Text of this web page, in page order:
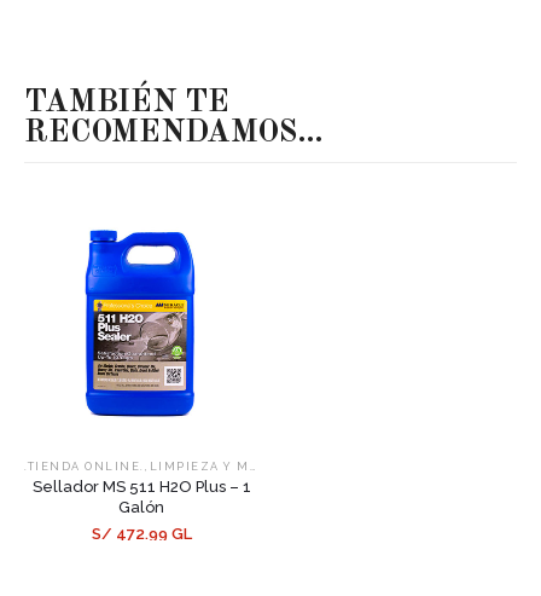
TAMBIÉN TE
RECOMENDAMOS…
.TIENDA ONLINE. LIMPIEZA Y MANTENIMIENTO
Sellador MS 511 H2O Plus – 1
Galón
S/ 472.99 GL